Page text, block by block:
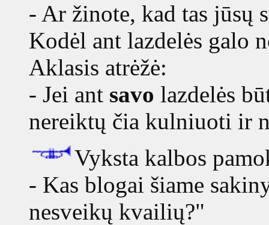
- Ar žinote, kad tas jūsų
Kodėl ant lazdelės galo
Aklasis atrėžė:
- Jei ant savo lazdelės
nereiktų čia kulniuoti ir
Vyksta kalbos
- Kas blogai šiame
nesveikų kvailių?"